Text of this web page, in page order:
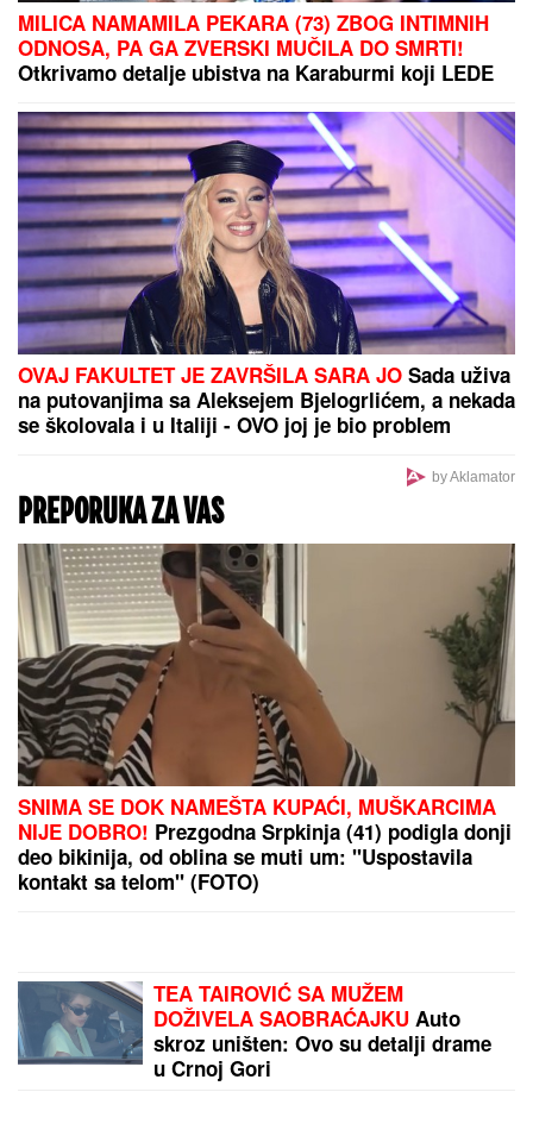
ČEKA DETE SA LJUBAVNICOMAna Radulović bez
dlake na jeziku o pevaču koji je ostavio ženu i decu:
"Ježim se od toga"
(VIDEO) PRIŠAO JE ŽENI SA LEĐA I
POVUKAO JE ZA VRAT
(19) otimao lančiće po Novom Sadu,
a onda je usledio ŠOK
MUČANj POD ZAŠTITOM: